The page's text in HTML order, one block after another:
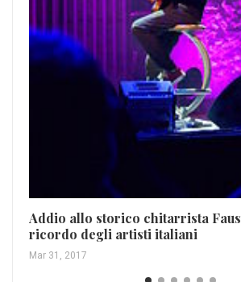
Addio allo storico chitarrista
ricordo degli artisti italiani
Mar 31, 2017